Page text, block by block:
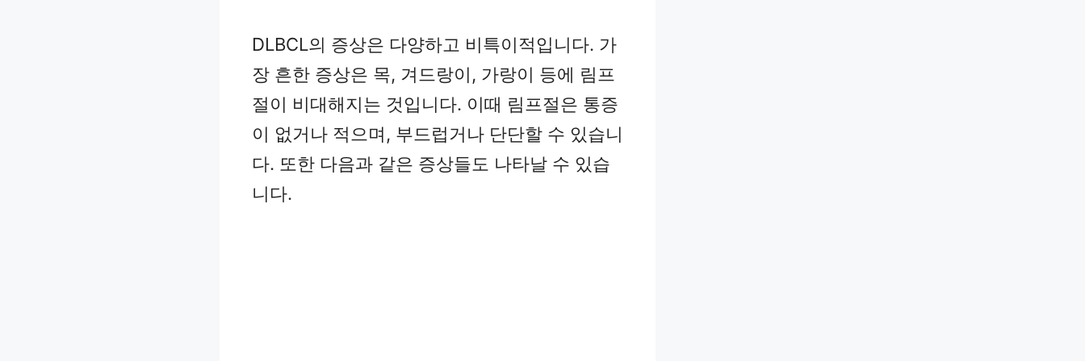
DLBCL의 증상은 다양하고 비특이적입니다. 가
장 흔한 증상은 목, 겨드랑이, 가랑이 등에 림프
절이 비대해지는 것입니다. 이때 림프절은 통증
이 없거나 적으며, 부드럽거나 단단할 수 있습니
다. 또한 다음과 같은 증상들도 나타날 수 있습
니다.